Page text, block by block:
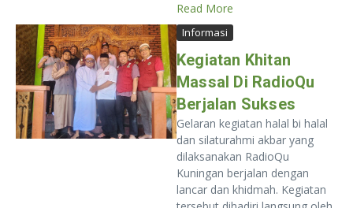
Read More
Informasi
Kegiatan Khitan
Massal Di RadioQu
Berjalan Sukses
Gelaran kegiatan halal bi halal
dan silaturahmi akbar yang
dilaksanakan RadioQu
Kuningan berjalan dengan
lancar dan khidmah. Kegiatan